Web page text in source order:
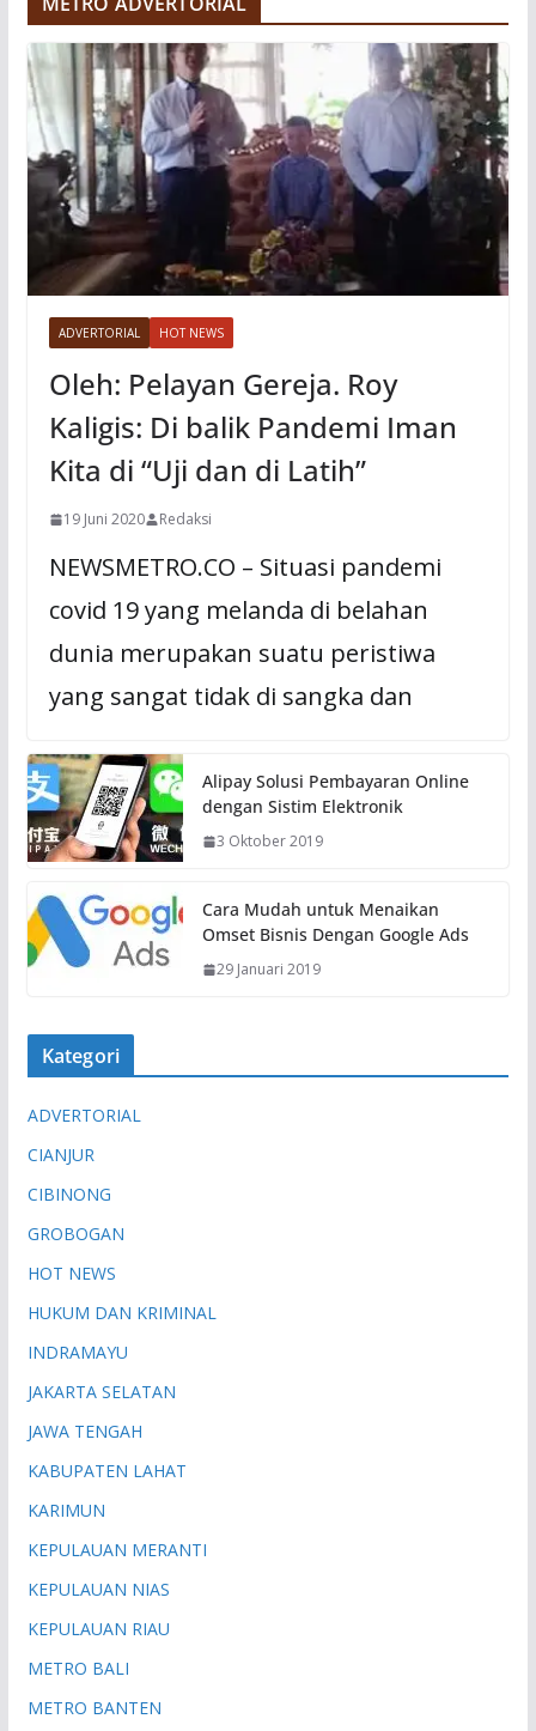
ADVERTORIAL HOT NEWS
Oleh: Pelayan Gereja. Roy
Kaligis: Di balik Pandemi Iman
Kita di “Uji dan di Latih”
19 Juni 2020 Redaksi
NEWSMETRO.CO – Situasi pandemi
covid 19 yang melanda di belahan
dunia merupakan suatu peristiwa
yang sangat tidak di sangka dan
Alipay Solusi Pembayaran Online
dengan Sistim Elektronik
3 Oktober 2019
Cara Mudah untuk Menaikan
Omset Bisnis Dengan Google Ads
29 Januari 2019
Kategori
ADVERTORIAL
CIANJUR
CIBINONG
GROBOGAN
HOT NEWS
HUKUM DAN KRIMINAL
INDRAMAYU
JAKARTA SELATAN
JAWA TENGAH
KABUPATEN LAHAT
KARIMUN
KEPULAUAN MERANTI
KEPULAUAN NIAS
KEPULAUAN RIAU
METRO BALI
METRO BANTEN